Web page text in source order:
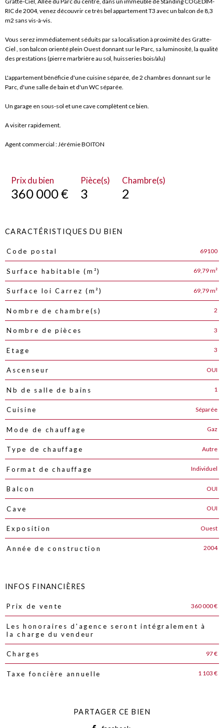
RIC de 2004, venez découvrir ce très bel appartement T3 avec un balcon de 8,3
m2 sans vis-à-vis.
Vous serez immédiatement séduits par sa localisation à proximité des Gratte-
Ciel , son balcon orienté plein Ouest donnant sur le Parc, sa luminosité, la qualité
des prestations (pierre marbrière au sol, huisseries bois/alu)
L'appartement bénéficie d'une cuisine séparée, de 2 chambres donnant sur le
Parc, d'une salle de bain et d'un WC séparée.
Un garage en sous-sol et une cave complètent ce bien.
A visiter rapidement.
Agent commercial : Jérémie BOITON
Prix du bien
360 000 €
Pièce(s)
3
Chambre(s)
2
CARACTÉRISTIQUES DU BIEN
Caractéristiques
Code postal 69100
Surface habitable (m²) 69,79 m²
Surface loi Carrez (m²) 69,79 m²
Nombre de chambre(s) 2
Nombre de pièces 3
Etage 3
Ascenseur OUI
Nb de salle de bains 1
Cuisine Séparée
Mode de chauffage Gaz
Type de chauffage Autre
Format de chauffage Individuel
Balcon OUI
Cave OUI
Exposition Ouest
Année de construction 2004
INFOS FINANCIÈRES
Caractéristiques Valeurs
Prix de vente 360 000 €
Les honoraires d'agence seront intégralement à
la charge du vendeur
Charges 97 €
Taxe foncière annuelle 1 103 €
PARTAGER CE BIEN